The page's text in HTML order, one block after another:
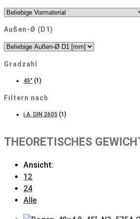
Außen-Ø (D1)
Gradzahl
45° (1)
Filtern nach
i.A. DIN 2605 (1)
THEORETISCHES
Ansicht:
12
24
Alle